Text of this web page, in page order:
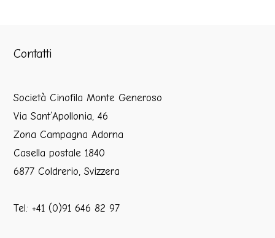
Contatti
Società Cinofila Monte Generoso
Via Sant’Apollonia, 46
Zona Campagna Adorna
Casella postale 1840
6877 Coldrerio, Svizzera
Tel: +41 (0)91 646 82 97